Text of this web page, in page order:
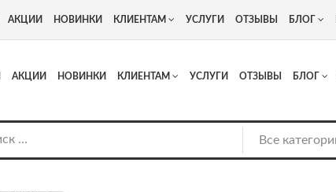
Адрес: г. Москва, Люберцы, Котельнический проезд 13
АКЦИИ НОВИНКИ КЛИЕНТАМ УСЛУГИ ОТЗЫВЫ БЛОГ
АКЦИИ НОВИНКИ КЛИЕНТАМ УСЛУГИ ОТЗЫВЫ БЛОГ